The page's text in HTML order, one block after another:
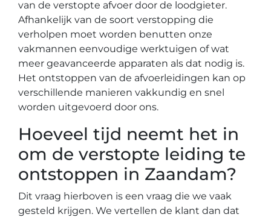
van de verstopte afvoer door de loodgieter.
Afhankelijk van de soort verstopping die
verholpen moet worden benutten onze
vakmannen eenvoudige werktuigen of wat
meer geavanceerde apparaten als dat nodig is.
Het ontstoppen van de afvoerleidingen kan op
verschillende manieren vakkundig en snel
worden uitgevoerd door ons.
Hoeveel tijd neemt het in
om de verstopte leiding te
ontstoppen in Zaandam?
Dit vraag hierboven is een vraag die we vaak
gesteld krijgen. We vertellen de klant dan dat